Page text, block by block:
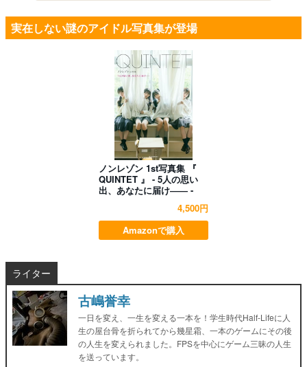
実在しない謎のアイドル写真集が登場
ノンレゾン 1st写真集 『
QUINTET 』 - 5人の思い
出、あなたに届け―― -
4,500円
Amazonで購入
ライター
古嶋誉幸
一日を変え、一生を変える一本を！学生時代Half-Lifeに人
生の屋台骨を折られてから幾星霜、一本のゲームにその後
の人生を変えられました。FPSを中心にゲーム三昧の人生
を送っています。